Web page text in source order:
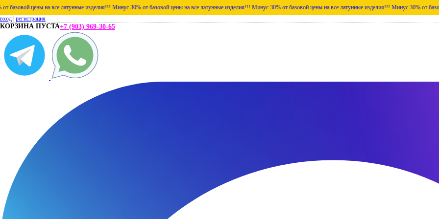
на все латунные изделия!!! Минус 30% от базовой цены на все латунные изделия!!! Минус 30% от базовой цены на все латунные изделия!!! Минус 30% от базовой цены
вход регистрация
КОРЗИНА ПУСТА+7 (903) 969-30-65